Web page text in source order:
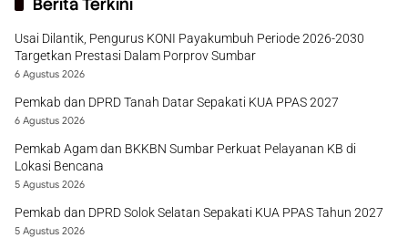
Usai Dilantik, Pengurus KONI Payakumbuh Periode 2026-2030
Targetkan Prestasi Dalam Porprov Sumbar
6 Agustus 2026
Pemkab dan DPRD Tanah Datar Sepakati KUA PPAS 2027
6 Agustus 2026
Pemkab Agam dan BKKBN Sumbar Perkuat Pelayanan KB di
Lokasi Bencana
5 Agustus 2026
Pemkab dan DPRD Solok Selatan Sepakati KUA PPAS Tahun 2027
5 Agustus 2026